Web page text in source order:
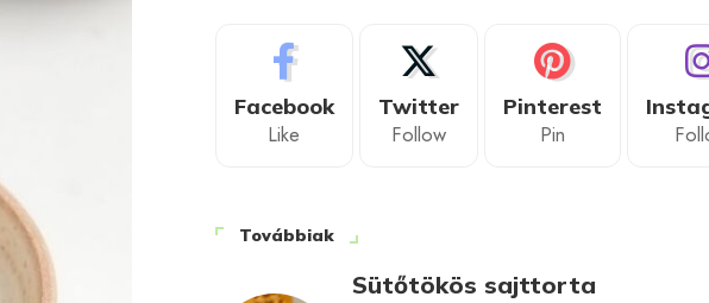
Facebook
Like
Twitter
Follow
Pinterest
Pin
Továbbiak
Sütőtökös sajttorta